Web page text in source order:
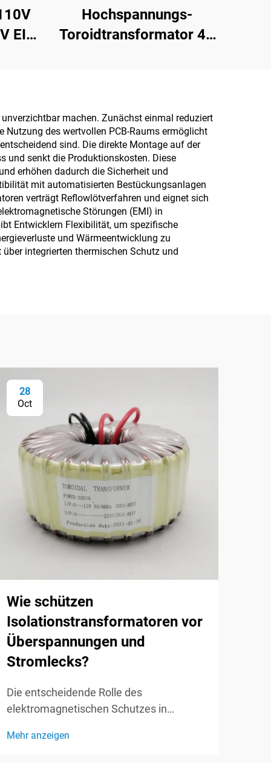
EI
Hochspannungs-
Toroidtransformator 45
Transformator 220 V, 80
V Transformator
machen. Zunächst einmal reduziert
des wertvollen PCB-Raums ermöglicht
sind. Die direkte Montage auf der
und senkt die Produktionskosten. Diese
erhöhen dadurch die Sicherheit und
mit automatisierten Bestückungsanlagen
verträgt Reflowlötverfahren und eignet sich
Störungen (EMI) in
Entwicklern Flexibilität, um spezifische
und Wärmeentwicklung zu
integrierten thermischen Schutz und
28
Oct
Wie schützen
Isolationstransformatoren vor
Überspannungen und
Stromlecks?
Die entscheidende Rolle des
elektromagnetischen Schutzes in
Überspannungen und elektrische Lecks
Mehr anzeigen